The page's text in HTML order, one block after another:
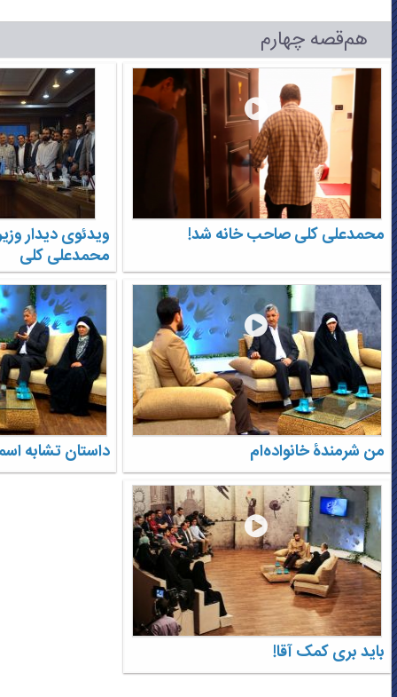
هم‌قصه چهارم
محمدعلی کلی صاحب خانه شد!
ویدئوی دیدار
محمدعلی کلی
من شرمندۀ خانواده‌ام داستان تشابه
باید بری کمک آقا!